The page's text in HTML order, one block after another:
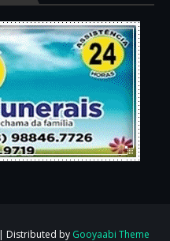
| Distributed by Gooyaabi Theme